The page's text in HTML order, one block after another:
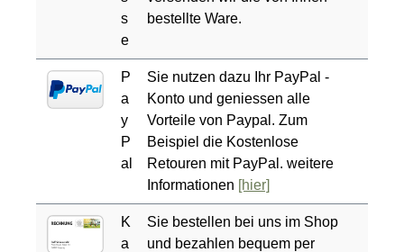
s
e
bestellte Ware.
P
a
y
P
al
Sie nutzen dazu Ihr PayPal -
Konto und geniessen alle
Vorteile von Paypal. Zum
Beispiel die Kostenlose
Retouren mit PayPal. weitere
Informationen [hier]
K
a
Sie bestellen bei uns im Shop
und bezahlen bequem per